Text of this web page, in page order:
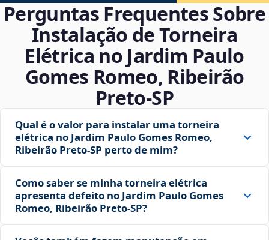
Perguntas Frequentes Sobre
Instalação de Torneira
Elétrica no Jardim Paulo
Gomes Romeo, Ribeirão
Preto‑SP
Qual é o valor para instalar uma torneira
elétrica no Jardim Paulo Gomes Romeo,
Ribeirão Preto‑SP perto de mim?
Como saber se minha torneira elétrica
apresenta defeito no Jardim Paulo Gomes
Romeo, Ribeirão Preto‑SP?